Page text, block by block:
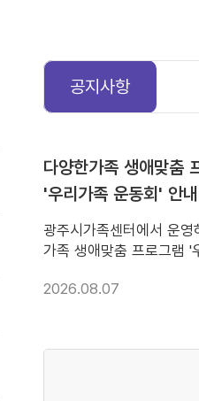
공지사항
다양한가족 생애맞춤
'우리가족 운동회' 안내
광주시가족센터에서 운
가족 생애맞춤 프로그램 '
참여 부탁드립니다. ○ 모
30가족 ○ 행 사 일 :
2026.08.07